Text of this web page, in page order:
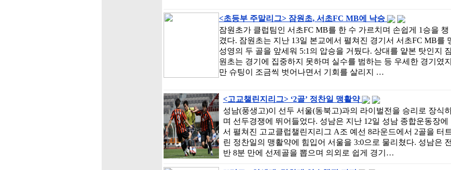
<초등부 주말리그> 잠원초, 서초FC MB에 낙승
잠원초가 클럽팀인 서초FC MB를 한 수 가르치며 손쉽게 1승을 챙
겼다. 잠원초는 지난 13일 본교에서 펼쳐진 경기서 서초FC MB를
성영의 두 골을 앞세워 5:1의 압승을 거뒀다. 상대를 얕본 탓인지
원초는 경기에 집중하지 못하며 실수를 범하는 등 우세한 경기였지
만 슈팅이 조금씩 벗어나면서 기회를 살리지 …
<고교챌린지리그> ‘2골’ 정찬일 맹활약
성남(풍생고)이 선두 서울(동북고)과의 라이벌전을 승리로 장식
며 선두경쟁에 뛰어들었다. 성남은 지난 12일 성남 종합운동장에
서 펼쳐진 고교클럽챌린지리그 A조 예선 8라운드에서 2골을 터트
린 정찬일의 맹활약에 힘입어 서울을 3:0으로 물리쳤다. 성남은 전
반 8분 만에 선제골을 뽑으며 의외로 쉽게 경기…